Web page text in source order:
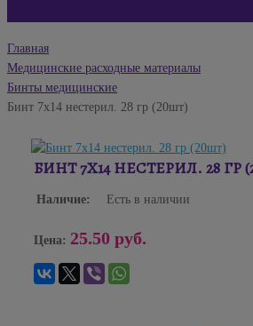
Главная
Медицинские расходные материалы
Бинты медицинские
Бинт 7х14 нестерил. 28 гр (20шт)
БИНТ 7Х14 НЕСТЕРИЛ. 28 ГР
Наличие: Есть в наличии
Цена: 25.50 руб.